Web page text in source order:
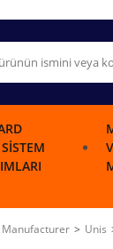
Manufacturer Unis